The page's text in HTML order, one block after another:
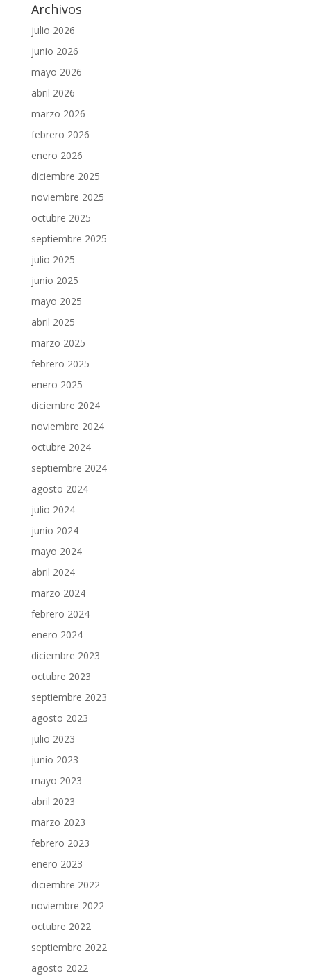
Archivos
julio 2026
junio 2026
mayo 2026
abril 2026
marzo 2026
febrero 2026
enero 2026
diciembre 2025
noviembre 2025
octubre 2025
septiembre 2025
julio 2025
junio 2025
mayo 2025
abril 2025
marzo 2025
febrero 2025
enero 2025
diciembre 2024
noviembre 2024
octubre 2024
septiembre 2024
agosto 2024
julio 2024
junio 2024
mayo 2024
abril 2024
marzo 2024
febrero 2024
enero 2024
diciembre 2023
octubre 2023
septiembre 2023
agosto 2023
julio 2023
junio 2023
mayo 2023
abril 2023
marzo 2023
febrero 2023
enero 2023
diciembre 2022
noviembre 2022
octubre 2022
septiembre 2022
agosto 2022